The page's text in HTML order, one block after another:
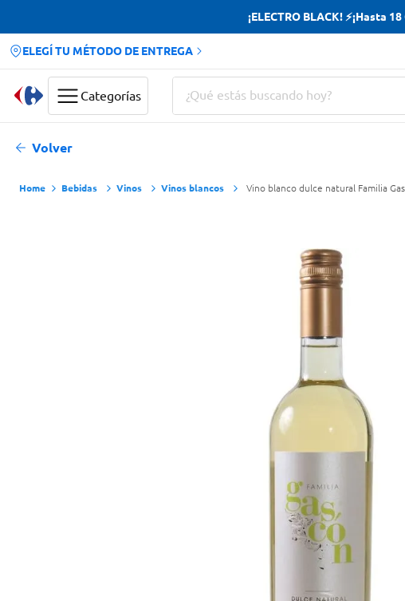
¡ELECTRO BLACK! ⚡¡Hasta
ELEGÍ TU MÉTODO DE ENTREGA
Categorías
¿Qué estás buscando hoy?
Volver
Bebidas Vinos Vinos blancos Vino blanco dulce natural Familia
Términos más buscados